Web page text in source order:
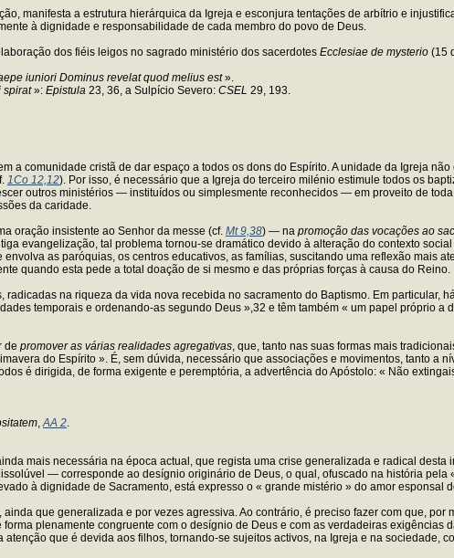
manifesta a estrutura hierárquica da Igreja e esconjura tentações de arbítrio e
à dignidade e responsabilidade de cada membro do povo de Deus.
dos fiéis leigos no sagrado ministério dos sacerdotes Ecclesiae de mysterio (15
iuniori Dominus revelat quod melius est».
spirat»: Epistula 23, 36, a Sulpício Severo: CSEL 29, 193.
a comunidade cristã de dar espaço a todos os dons do Espírito. A unidade da Igreja
1Co 12,12). Por isso, é necessário que a Igreja do terceiro milénio estimule todos os
outros ministérios — instituídos ou simplesmente reconhecidos — em proveito de
da caridade.
oração insistente ao Senhor da messe (cf. Mt 9,38) — na promoção das vocações ao
evangelização, tal problema tornou-se dramático devido à alteração do contexto
envolva as paróquias, os centros educativos, as famílias, suscitando uma reflexão mais
quando esta pede a total doação de si mesmo e das próprias forças à causa do Reino.
na riqueza da vida nova recebida no sacramento do Baptismo. Em particular,
temporais e ordenando-as segundo Deus »,32 e têm também « um papel próprio
de promover as várias realidades agregativas , que, tanto nas suas formas mais
do Espírito ». É, sem dúvida, necessário que associações e movimentos, tanto a
é dirigida, de forma exigente e peremptória, a advertência do Apóstolo: « Não
AA 2
mais necessária na época actual, que regista uma crise generalizada e radical
— corresponde ao desígnio originário de Deus, o qual, ofuscado na história
à dignidade de Sacramento, está expresso o « grande mistério » do amor esponsal
que generalizada e por vezes agressiva. Ao contrário, é preciso fazer com que,
plenamente congruente com o desígnio de Deus e com as verdadeiras
que é devida aos filhos, tornando-se sujeitos activos, na Igreja e na sociedade,